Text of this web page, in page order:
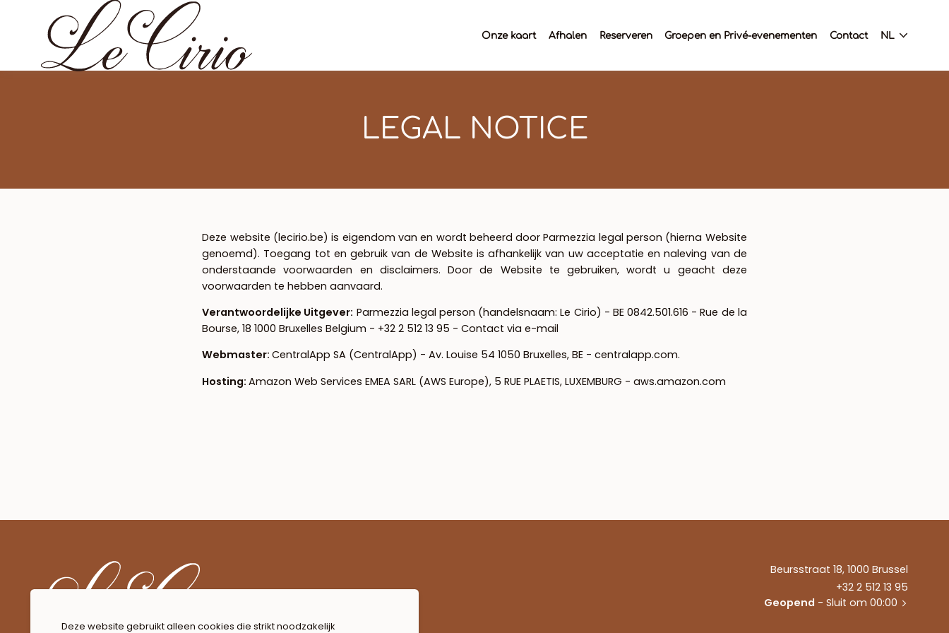
Onze kaart Afhalen Reserveren Groepen en Privé-evenementen Contact NL
LEGAL NOTICE
Deze website (lecirio.be) is eigendom van en wordt beheerd door Parmezzia legal person (hierna Website
genoemd). Toegang tot en gebruik van de Website is afhankelijk van uw acceptatie en naleving van de
onderstaande voorwaarden en disclaimers. Door de Website te gebruiken, wordt u geacht deze
voorwaarden te hebben aanvaard.
Verantwoordelijke Uitgever: Parmezzia legal person (handelsnaam: Le Cirio) - BE 0842.501.616 - Rue de la
Bourse, 18 1000 Bruxelles Belgium - +32 2 512 13 95 -Contact via e-mail
Webmaster:CentralApp SA (CentralApp) - Av. Louise 54 1050 Bruxelles, BE - centralapp.com.
Hosting:Amazon Web Services EMEA SARL (AWS Europe), 5 RUE PLAETIS, LUXEMBURG - aws.amazon.com
Beursstraat 18, 1000 Brussel
+32 2 512 13 95
Geopend - Sluit om 00:00
Deze website gebruikt alleen cookies die strikt noodzakelijk